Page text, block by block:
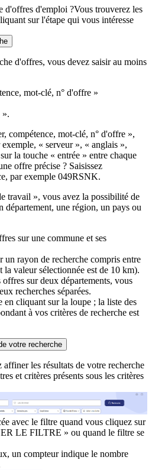
d'offres d'emploi ?Vous trouverez les
sur l'étape qui vous intéresse
d'offres, vous devez saisir au moins
mot-clé, n° d'offre »
».
compétence, mot-clé, n° d'offre »,
« serveur », « anglais »,
la touche « entrée » entre chaque
offre précise ? Saisissez
par exemple 049RSNK.
travail », vous avez la possibilité de
département, une région, un pays ou
sur une commune et ses
un rayon de recherche compris entre
la valeur sélectionnée est de 10 km).
offres sur deux départements, vous
recherches séparées.
en cliquant sur la loupe ; la liste des
à vos critères de recherche est
votre recherche
les résultats de votre recherche
et critères présents sous les critères
avec le filtre quand vous cliquez sur
LE FILTRE » ou quand le filtre se
un compteur indique le nombre